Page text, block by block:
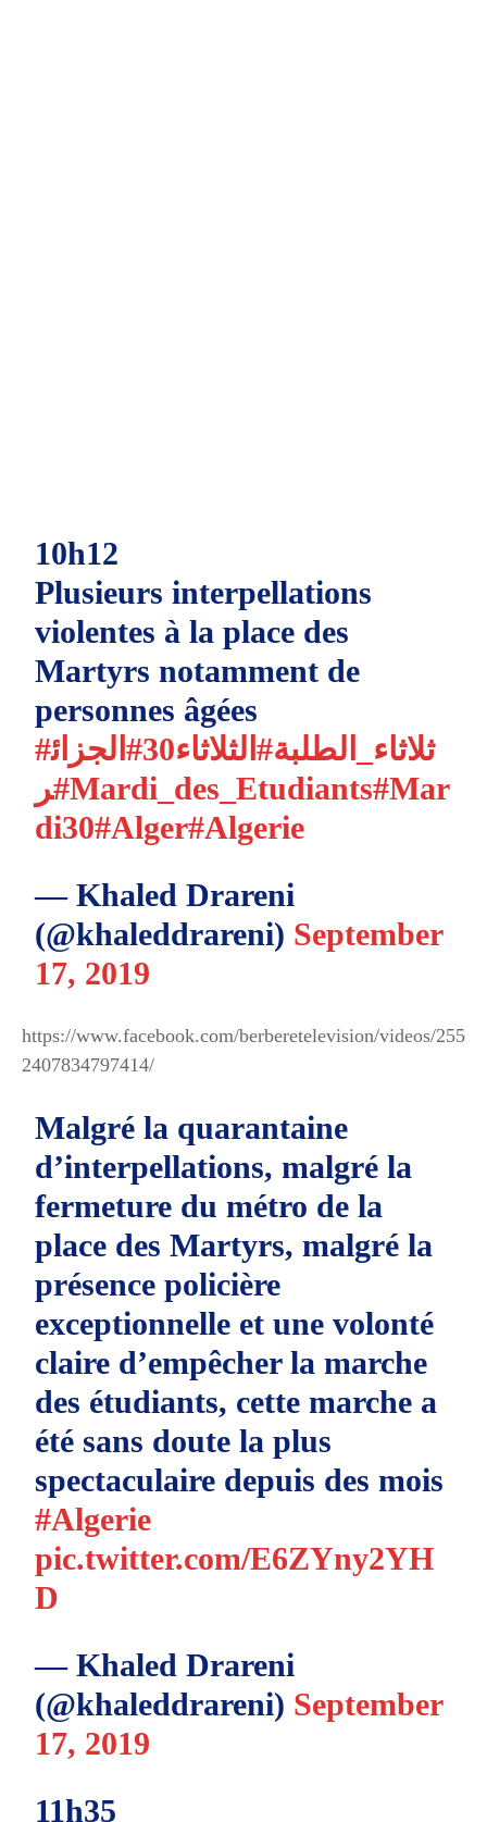
10h12
Plusieurs interpellations
violentes à la place des
Martyrs notamment de
personnes âgées
#ثلاثاء_الطلبة#الثلاثاء30
#الجزائ
ر#Mardi_des_Etudiants#Mar
di30#Alger#Algerie
— Khaled Drareni
(@khaleddrareni) September
17, 2019
https://www.facebook.com/berberetelevision/videos/255
2407834797414/
Malgré la quarantaine
d’interpellations, malgré la
fermeture du métro de la
place des Martyrs, malgré la
présence policière
exceptionnelle et une volonté
claire d’empêcher la marche
des étudiants, cette marche a
été sans doute la plus
spectaculaire depuis des mois
#Algerie
pic.twitter.com/E6ZYny2YH
D
— Khaled Drareni
(@khaleddrareni) September
17, 2019
11h35